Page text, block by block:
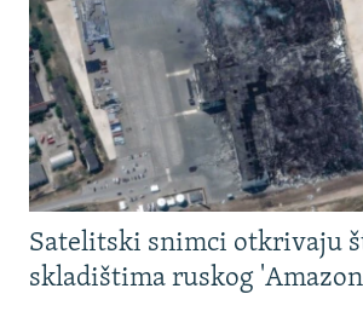
Satelitski snimci otkrivaju
skladištima ruskog